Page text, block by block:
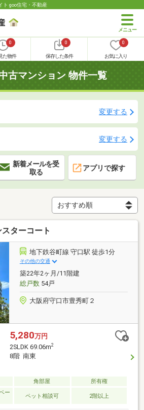
ト goo住宅・不動産
0
た物件
0
保存した条件
0
お気に入り
古マンション 物件一覧
変更する
変更する
新着メールを受
取る
アプリで探す
ターコート
地下鉄谷町線 守口駅 徒歩1分
その他の交通
築22年2ヶ月/11階建
総戸数54戸
大阪府守口市豊秀町２
5,280万円
2SLDK 69.06m2
8階 南東
角部屋
所有権
ー
ペット相談可 2階以上